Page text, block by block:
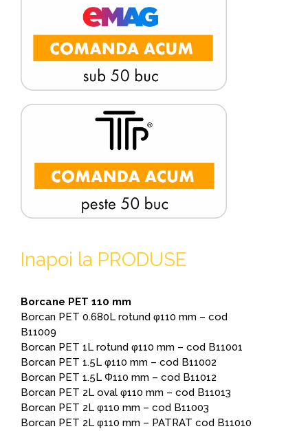
Inapoi la PRODUSE
Borcane PET 110 mm
Borcan PET 0.680L rotund φ110 mm – cod
B11009
Borcan PET 1L rotund φ110 mm – cod B11001
Borcan PET 1.5L φ110 mm – cod B11002
Borcan PET 1.5L Φ110 mm – cod B11012
Borcan PET 2L oval φ110 mm – cod B11013
Borcan PET 2L φ110 mm – cod B11003
Borcan PET 2L φ110 mm – PATRAT cod B11010